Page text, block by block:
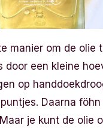
manier om de olie
door een kleine
op
Daarna föhn
je kunt de olie